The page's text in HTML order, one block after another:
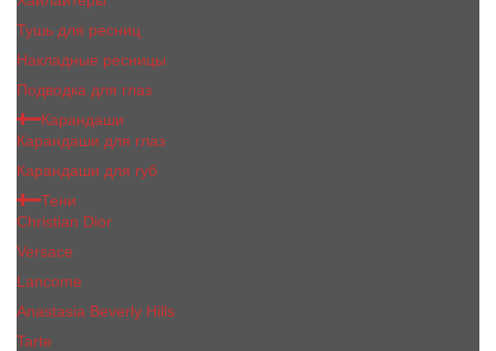
Тушь для ресниц
Накладные ресницы
Подводка для глаз
Карандаши
Карандаши для глаз
Карандаши для губ
Тени
Christian Dior
Versace
Lancome
Anastasia Beverly Hills
Tarte